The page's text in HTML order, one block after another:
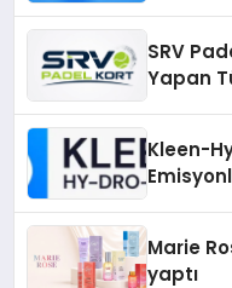
SRV
Yapan
Kleen-
Marie
yaptı